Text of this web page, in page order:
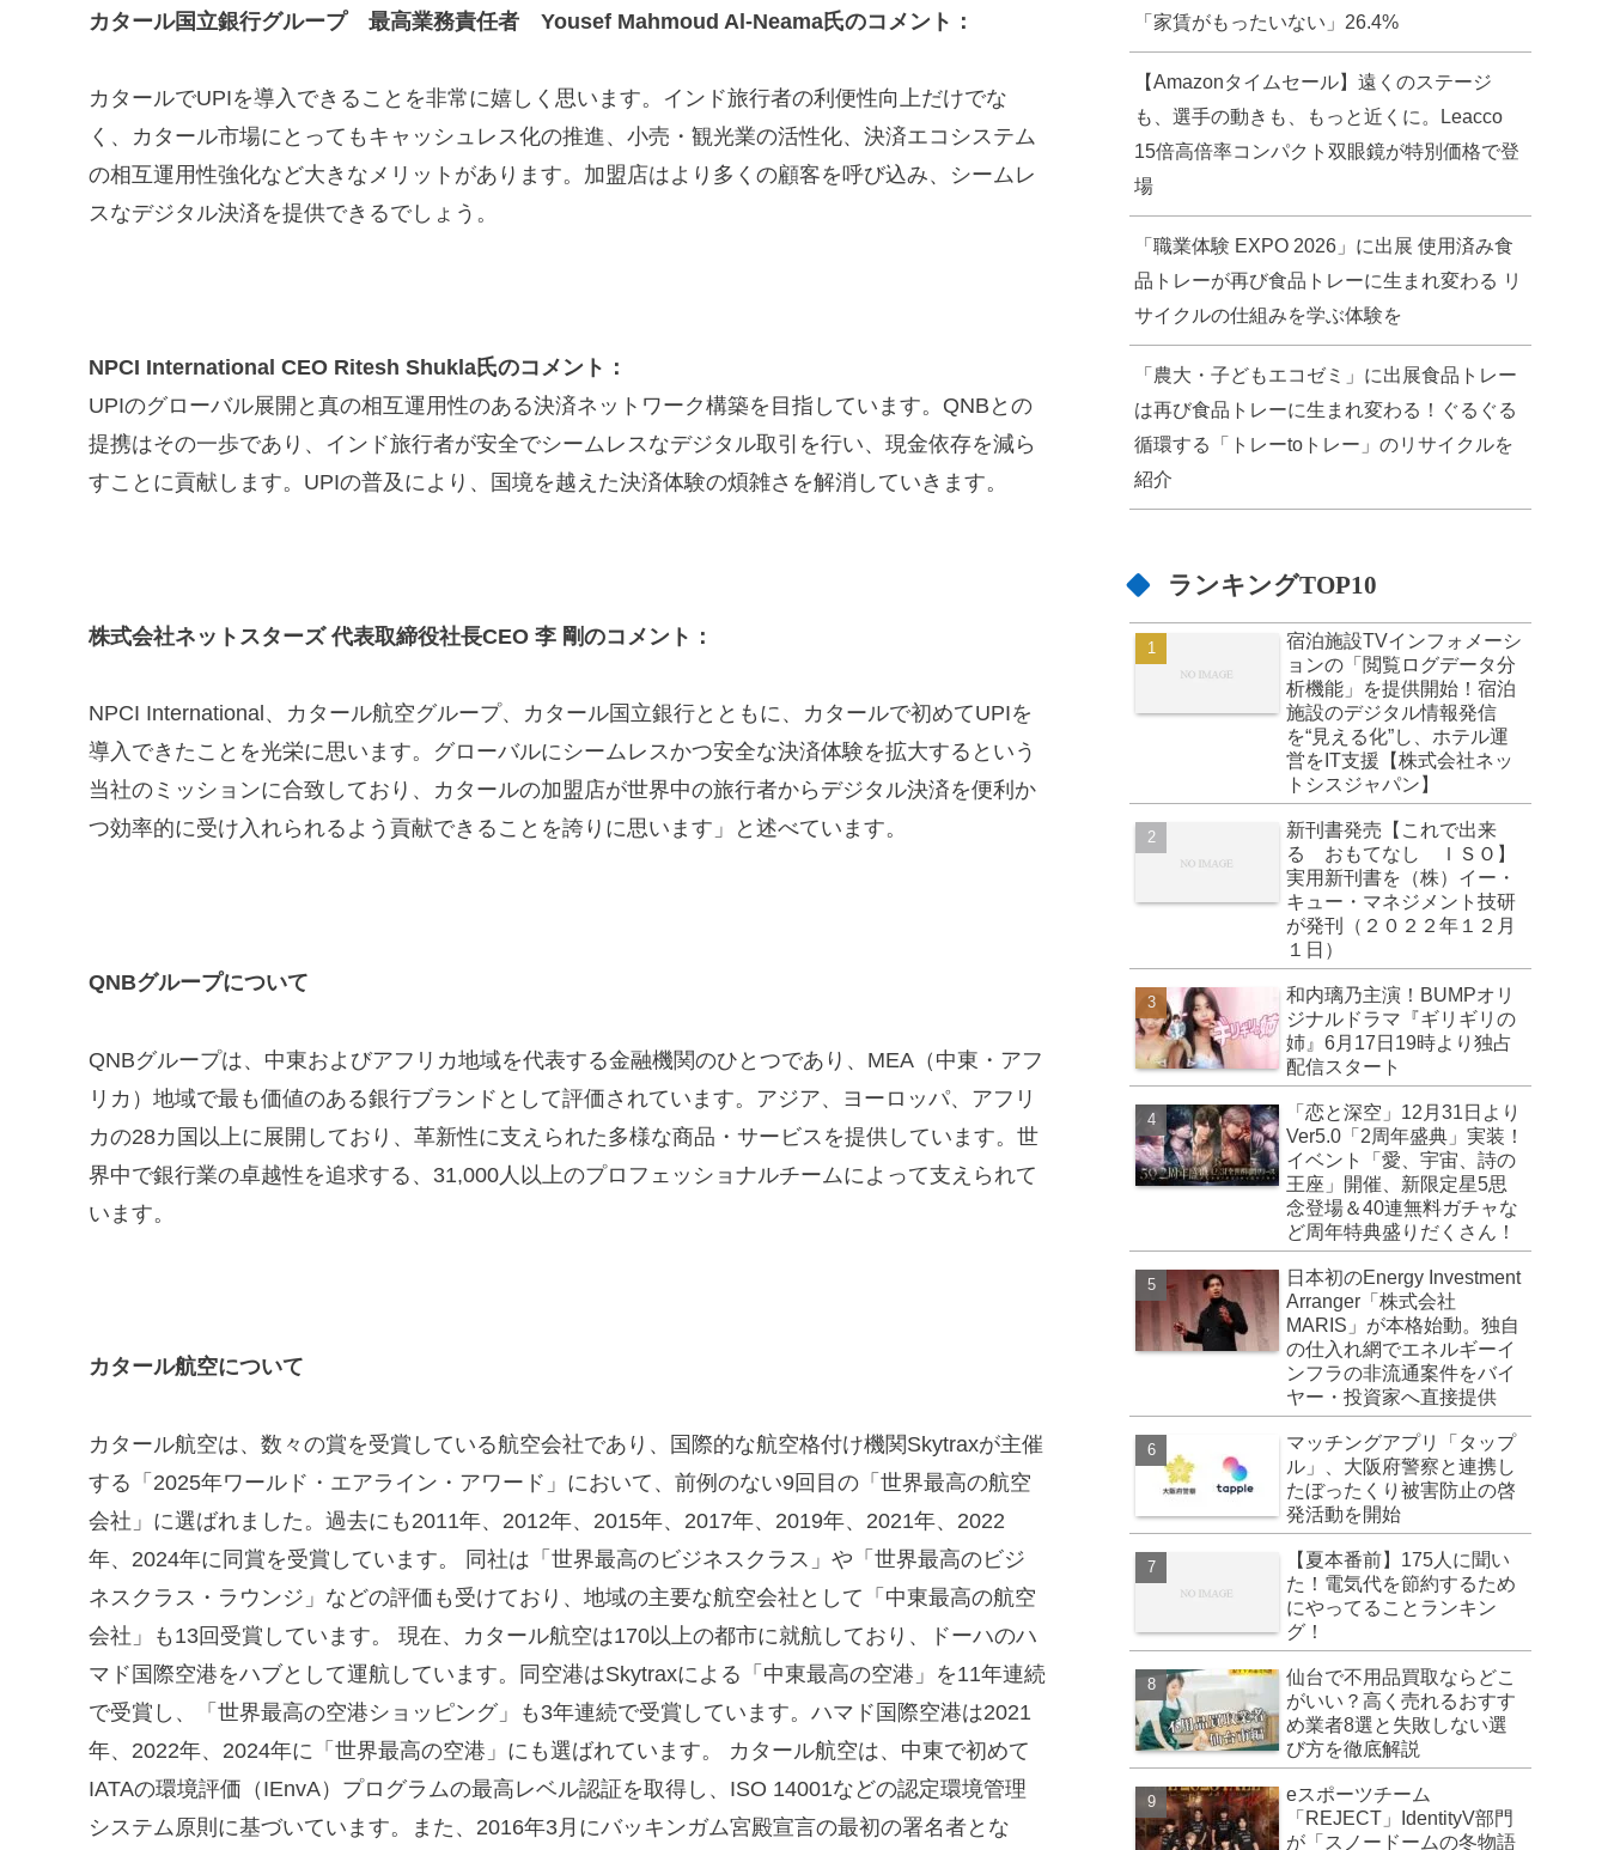
カタール国立銀行グループ 最高業務責任者 Yousef Mahmoud Al-Neama氏のコメント：
カタールでUPIを導入できることを非常に嬉しく思います。インド旅行者の利便性向上だけでな
く、カタール市場にとってもキャッシュレス化の推進、小売・観光業の活性化、決済エコシステム
の相互運用性強化など大きなメリットがあります。加盟店はより多くの顧客を呼び込み、シームレ
スなデジタル決済を提供できるでしょう。
NPCI International CEO Ritesh Shukla氏のコメント：
UPIのグローバル展開と真の相互運用性のある決済ネットワーク構築を目指しています。QNBとの
提携はその一歩であり、インド旅行者が安全でシームレスなデジタル取引を行い、現金依存を減ら
すことに貢献します。UPIの普及により、国境を越えた決済体験の煩雑さを解消していきます。
株式会社ネットスターズ 代表取締役社長CEO 李 剛のコメント：
NPCI International、カタール航空グループ、カタール国立銀行とともに、カタールで初めてUPIを
導入できたことを光栄に思います。グローバルにシームレスかつ安全な決済体験を拡大するという
当社のミッションに合致しており、カタールの加盟店が世界中の旅行者からデジタル決済を便利か
つ効率的に受け入れられるよう貢献できることを誇りに思います」と述べています。
QNBグループについて
QNBグループは、中東およびアフリカ地域を代表する金融機関のひとつであり、MEA（中東・アフ
リカ）地域で最も価値のある銀行ブランドとして評価されています。アジア、ヨーロッパ、アフリ
カの28カ国以上に展開しており、革新性に支えられた多様な商品・サービスを提供しています。世
界中で銀行業の卓越性を追求する、31,000人以上のプロフェッショナルチームによって支えられて
います。
カタール航空について
カタール航空は、数々の賞を受賞している航空会社であり、国際的な航空格付け機関Skytraxが主催
する「2025年ワールド・エアライン・アワード」において、前例のない9回目の「世界最高の航空
会社」に選ばれました。過去にも2011年、2012年、2015年、2017年、2019年、2021年、2022
年、2024年に同賞を受賞しています。 同社は「世界最高のビジネスクラス」や「世界最高のビジ
ネスクラス・ラウンジ」などの評価も受けており、地域の主要な航空会社として「中東最高の航空
会社」も13回受賞しています。 現在、カタール航空は170以上の都市に就航しており、ドーハのハ
マド国際空港をハブとして運航しています。同空港はSkytraxによる「中東最高の空港」を11年連続
で受賞し、「世界最高の空港ショッピング」も3年連続で受賞しています。ハマド国際空港は2021
年、2022年、2024年に「世界最高の空港」にも選ばれています。 カタール航空は、中東で初めて
IATAの環境評価（IEnvA）プログラムの最高レベル認証を取得し、ISO 14001などの認定環境管理
システム原則に基づいています。また、2016年3月にバッキンガム宮殿宣言の最初の署名者とな
「家賃がもったいない」26.4%
【Amazonタイムセール】遠くのステージ
も、選手の動きも、もっと近くに。Leacco
15倍高倍率コンパクト双眼鏡が特別価格で登
場
「職業体験 EXPO 2026」に出展 使用済み食
品トレーが再び食品トレーに生まれ変わる リ
サイクルの仕組みを学ぶ体験を
「農大・子どもエコゼミ」に出展食品トレー
は再び食品トレーに生まれ変わる！ぐるぐる
循環する「トレーtoトレー」のリサイクルを
紹介
ランキングTOP10
宿泊施設TVインフォメーシ
ョンの「閲覧ログデータ分
析機能」を提供開始！宿泊
施設のデジタル情報発信
を“見える化”し、ホテル運
営をIT支援【株式会社ネッ
トシスジャパン】
新刊書発売【これで出来
る おもてなし ＩＳＯ】
実用新刊書を（株）イー・
キュー・マネジメント技研
が発刊（２０２２年１２月
１日）
和内璃乃主演！BUMPオリ
ジナルドラマ『ギリギリの
姉』6月17日19時より独占
配信スタート
「恋と深空」12月31日より
Ver5.0「2周年盛典」実装！
イベント「愛、宇宙、詩の
王座」開催、新限定星5思
念登場＆40連無料ガチャな
ど周年特典盛りだくさん！
日本初のEnergy Investment
Arranger「株式会社
MARIS」が本格始動。独自
の仕入れ網でエネルギーイ
ンフラの非流通案件をバイ
ヤー・投資家へ直接提供
マッチングアプリ「タップ
ル」、大阪府警察と連携し
たぼったくり被害防止の啓
発活動を開始
【夏本番前】175人に聞い
た！電気代を節約するため
にやってることランキン
グ！
仙台で不用品買取ならどこ
がいい？高く売れるおすす
め業者8選と失敗しない選
び方を徹底解説
eスポーツチーム
「REJECT」IdentityV部門
が「スノードームの冬物語